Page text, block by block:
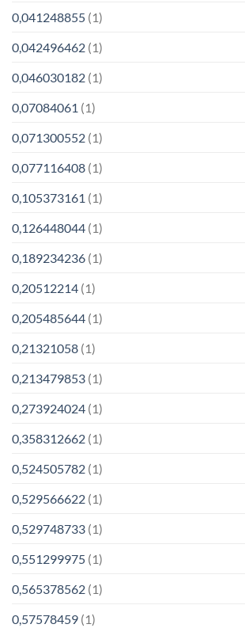
0,041248855 (1)
0,042496462 (1)
0,046030182 (1)
0,07084061 (1)
0,071300552 (1)
0,077116408 (1)
0,105373161 (1)
0,126448044 (1)
0,189234236 (1)
0,20512214 (1)
0,205485644 (1)
0,21321058 (1)
0,213479853 (1)
0,273924024 (1)
0,358312662 (1)
0,524505782 (1)
0,529566622 (1)
0,529748733 (1)
0,551299975 (1)
0,565378562 (1)
0,57578459 (1)